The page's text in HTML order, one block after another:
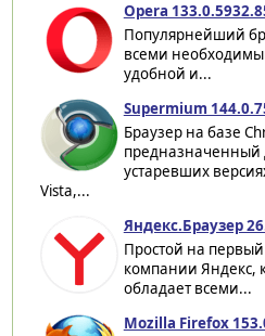
Opera
Популярнейший
всеми
удобной и...
Supermium
Браузер на базе
предназначенный
устаревших
Vista,...
Яндекс.Браузер
Простой на первый
компании Яндекс,
обладает всеми...
Mozilla Firefox